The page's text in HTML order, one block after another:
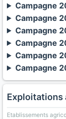
Campagne
Campagne
Campagne
Campagne
Campagne
Campagne
Exploitations
Etablissements